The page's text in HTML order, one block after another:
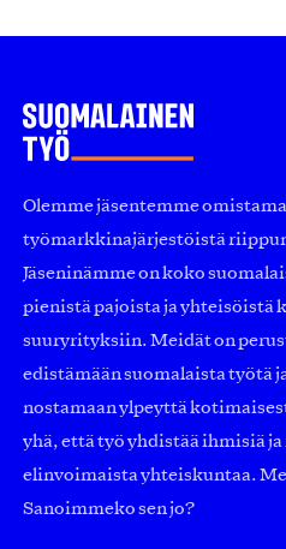
Olemme jäsentemme
työmarkkinajärjestöistä
Jäseninämme on koko
pienistä pajoista ja yhteisöistä
suuryrityksiin. Meidät on
edistämään suomalaista työtä
nostamaan ylpeyttä
yhä, että työ yhdistää ihmisiä ja
elinvoimaista yhteiskuntaa.
Sanoimmeko sen jo?